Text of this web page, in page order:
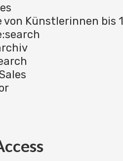
von Künstlerinnen bis